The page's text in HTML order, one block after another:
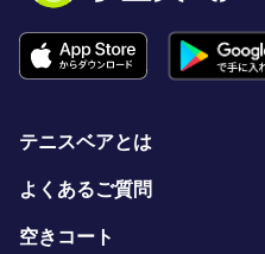
テニスベアとは
よくあるご質問
空きコート